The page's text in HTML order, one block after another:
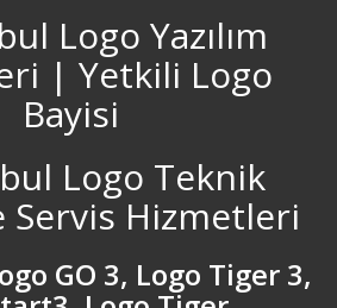
Logo Yazılım
| Yetkili Logo
Bayisi
Logo Teknik
Servis Hizmetleri
GO 3, Logo Tiger 3,